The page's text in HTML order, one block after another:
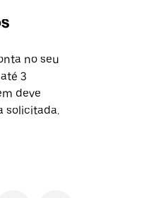
no seu
3
deve
solicitada.